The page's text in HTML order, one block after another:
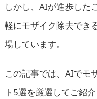
しかし、AIが進歩した
軽にモザイク除去でき
場しています。
この記事では、AIでモ
ト5選を厳選してご紹